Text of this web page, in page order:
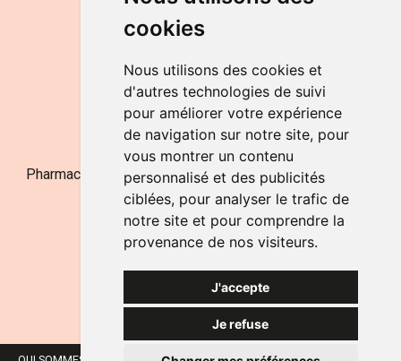
cookies
Nous utilisons des cookies et
d'autres technologies de suivi
pour améliorer votre expérience
de navigation sur notre site, pour
vous montrer un contenu
personnalisé et des publicités
ciblées, pour analyser le trafic de
notre site et pour comprendre la
provenance de nos visiteurs.
J'accepte
Je refuse
de 9h à 12h30 et de 14h à 18h
LE SAMEDI
de 9h à 12h30
NOUS CONTACTER
Pharmacie Jufarma - Fatima Abachra - APB 521704 - N°
Entreprise BE0882-700-592